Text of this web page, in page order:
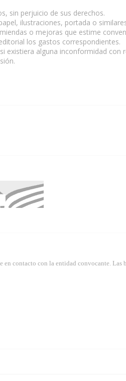
sin perjuicio de sus derechos.
ilustraciones, portada o
o mejoras que estime
los gastos correspondientes.
existiera alguna inconformidad con
contacto con la entidad convocante. Las